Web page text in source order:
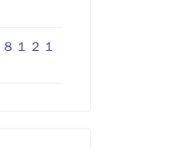
８１２１